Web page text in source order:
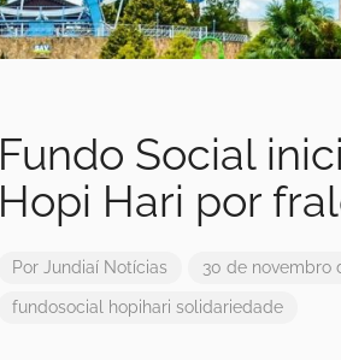
Fundo Social
Hopi Hari por
Por Jundiaí Notícias 30 de novembro
fundosocial hopihari solidariedade